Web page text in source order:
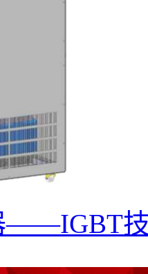
——IGBT技